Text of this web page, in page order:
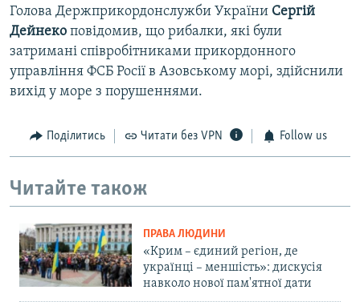
Голова Держприкордонслужби України Сергій
Дейнеко повідомив, що рибалки, які були
затримані співробітниками прикордонного
управління ФСБ Росії в Азовському морі, здійснили
вихід у море з порушеннями.
Поділитись Читати без VPN Follow us
Читайте також
ПРАВА ЛЮДИНИ
«Крим – єдиний регіон, де
українці – меншість»: дискусія
навколо нової пам'ятної дати